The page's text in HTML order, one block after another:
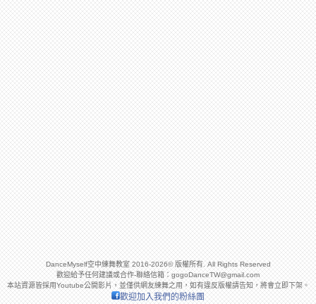
DanceMyself空中練舞教室 2016-2026© 版權所有. All Rights Reserved
歡迎給予任何建議或合作-聯絡信箱： gogoDanceTW@gmail.com
本站資源皆採用Youtube公開影片，並僅供網友練舞之用，如有違反版權請告知，將會立即下架。
歡迎加入我們的粉絲團